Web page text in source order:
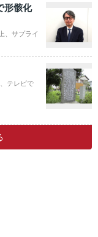
形骸化
、サプライ
テレビで